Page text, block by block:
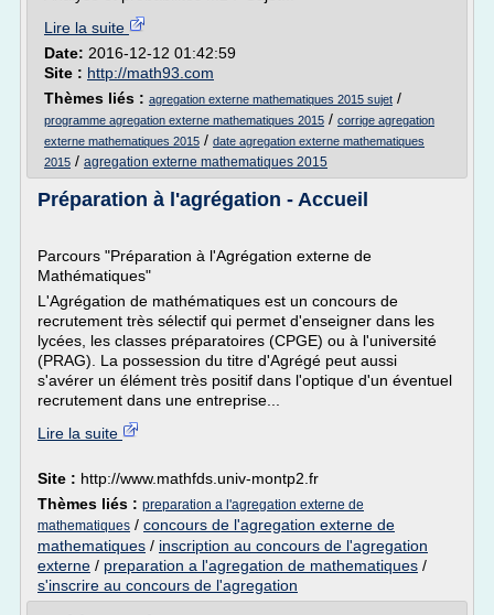
Lire la suite
Date: 2016-12-12 01:42:59
Site : http://math93.com
Thèmes liés : agregation externe mathematiques 2015 sujet /
programme agregation externe mathematiques 2015 / corrige agregation
externe mathematiques 2015 / date agregation externe mathematiques
2015 / agregation externe mathematiques 2015
Préparation à l'agrégation - Accueil
Parcours "Préparation à l'Agrégation externe de
Mathématiques"
L'Agrégation de mathématiques est un concours de
recrutement très sélectif qui permet d'enseigner dans les
lycées, les classes préparatoires (CPGE) ou à l'université
(PRAG). La possession du titre d'Agrégé peut aussi
s'avérer un élément très positif dans l'optique d'un éventuel
recrutement dans une entreprise...
Lire la suite
Site : http://www.mathfds.univ-montp2.fr
Thèmes liés : preparation a l'agregation externe de
mathematiques / concours de l'agregation externe de
mathematiques / inscription au concours de l'agregation
externe / preparation a l'agregation de mathematiques /
s'inscrire au concours de l'agregation